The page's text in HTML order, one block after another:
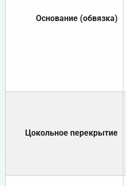
Основание (обвязка)
Цокольное перекрытие